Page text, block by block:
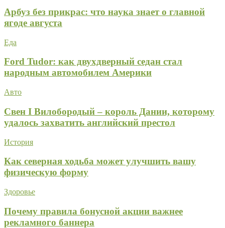
Арбуз без прикрас: что наука знает о главной
ягоде августа
Еда
Ford Tudor: как двухдверный седан стал
народным автомобилем Америки
Авто
Свен I Вилобородый – король Дании, которому
удалось захватить английский престол
История
Как северная ходьба может улучшить вашу
физическую форму
Здоровье
Почему правила бонусной акции важнее
рекламного баннера